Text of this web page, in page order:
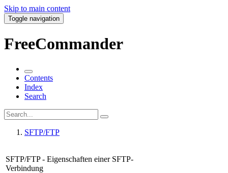
Skip to main content
Toggle navigation
FreeCommander
Contents
Index
Search
SFTP/FTP
SFTP/FTP - Eigenschaften einer SFTP-
Verbindung